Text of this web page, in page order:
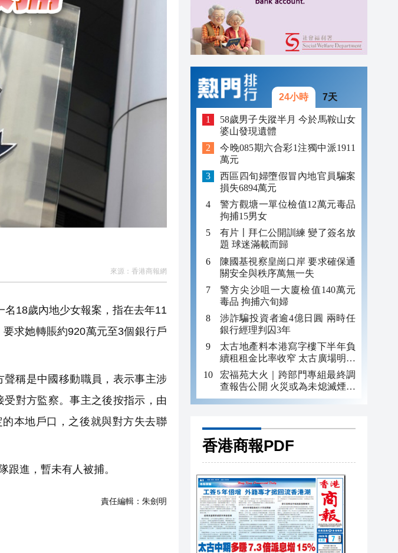
來源： 香港商報網
18歲內地少女報案，指在去年11
求她轉賬約920萬元至3個銀行戶
稱是中國移動職員，表示事主涉
對方監察。事主之後按指示，由
本地戶口，之後就與對方失去聯
進，暫未有人被捕。
責任編輯： 朱劍明
24小時 7天
58歲男子失蹤半月 今於馬鞍山女
婆山發現遺體
今晚085期六合彩1注獨中派1911
萬元
西區四旬婦墮假冒內地官員騙案
損失6894萬元
警方觀塘一單位檢值12萬元毒品
拘捕15男女
有片〡拜仁公開訓練 變了簽名放
題 球迷滿載而歸
陳國基視察皇崗口岸 要求確保通
關安全與秩序萬無一失
警方尖沙咀一大廈檢值140萬元
毒品 拘捕六旬婦
涉詐騙投資者逾4億日圓 兩時任
銀行經理判囚3年
太古地產料本港寫字樓下半年負
續租租金比率收窄 太古廣場明年
轉正
宏福苑大火｜跨部門專組最終調
查報告公開 火災或為未熄滅煙頭
引發
香港商報PDF